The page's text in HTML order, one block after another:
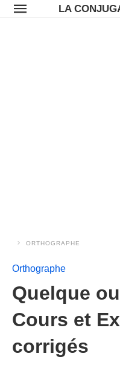
LA
ORTHOGRAPHE
Orthographe
Quelque
Cours et
corrigés